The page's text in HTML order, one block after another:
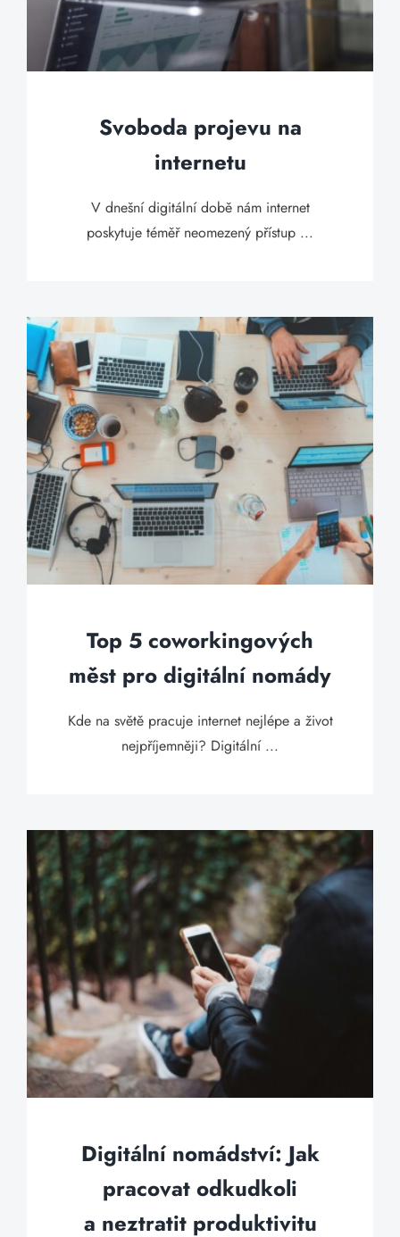
Svoboda projevu na
internetu
V dnešní digitální době nám internet
poskytuje téměř neomezený přístup ...
Top 5 coworkingových
měst pro digitální nomády
Kde na světě pracuje internet nejlépe a život
nejpříjemněji? Digitální ...
Digitální nomádství: Jak
pracovat odkudkoli
a neztratit produktivitu